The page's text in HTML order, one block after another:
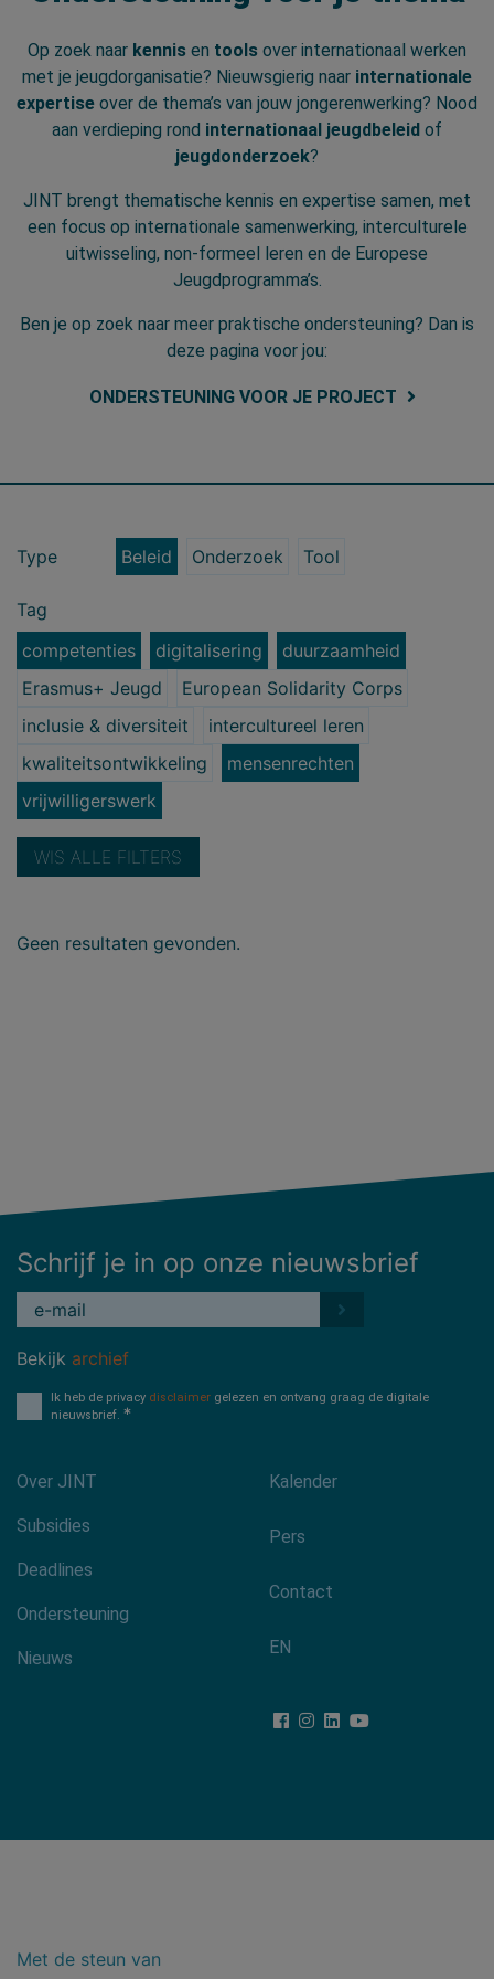
Op zoek naar kennis en tools over internationaal werken
met je jeugdorganisatie? Nieuwsgierig naar internationale
expertise over de thema’s van jouw jongerenwerking? Nood
aan verdieping rond internationaal jeugdbeleid of
jeugdonderzoek?
JINT brengt thematische kennis en expertise samen, met
een focus op internationale samenwerking, interculturele
uitwisseling, non-formeel leren en de Europese
Jeugdprogramma’s.
Ben je op zoek naar meer praktische ondersteuning? Dan is
deze pagina voor jou:
ONDERSTEUNING VOOR JE PROJECT
Type Beleid Onderzoek Tool
Tag
competenties
digitalisering
duurzaamheid
Erasmus+ Jeugd
European Solidarity Corps
inclusie & diversiteit
intercultureel leren
kwaliteitsontwikkeling
mensenrechten
vrijwilligerswerk
WIS ALLE FILTERS
Geen resultaten gevonden.
Schrijf je in op onze nieuwsbrief
Bekijk archief
Ik heb de privacy disclaimer gelezen en ontvang graag de digitale
nieuwsbrief.
Footer-
menu
Over JINT
Subsidies
Deadlines
Ondersteuning
Nieuws
Kalender
Pers
Contact
EN
Met de steun van